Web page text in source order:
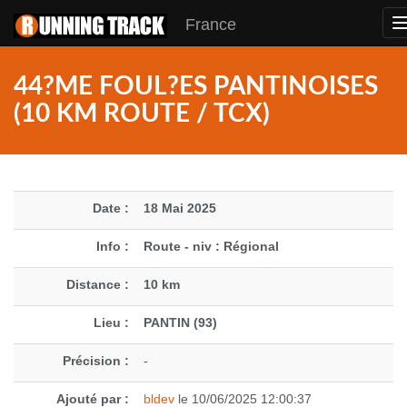
France
44?ME FOUL?ES PANTINOISES
(10 KM ROUTE / TCX)
Date : 18 Mai 2025
Info : Route - niv : Régional
Distance : 10 km
Lieu : PANTIN (93)
Précision : -
Ajouté par : bldev le 10/06/2025 12:00:37